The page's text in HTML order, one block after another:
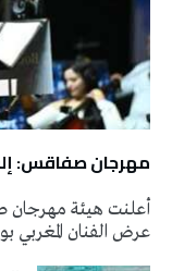
مهرجان صفاقس:
أعلنت هيئة مهرجان
عرض الفنان المغربي